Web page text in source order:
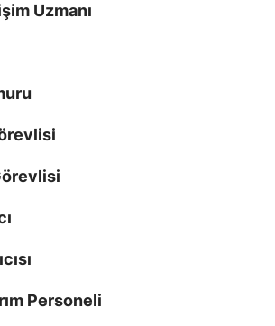
Uzmanı
Personeli